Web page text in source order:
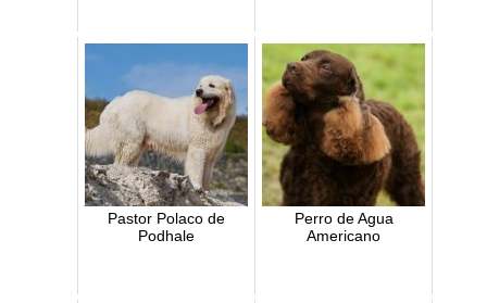
Pastor Polaco de
Podhale
Perro de Agua
Americano